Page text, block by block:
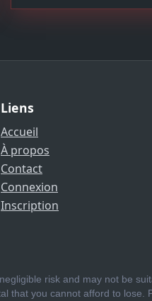
Liens
Accueil
À propos
Contact
Connexion
Inscription